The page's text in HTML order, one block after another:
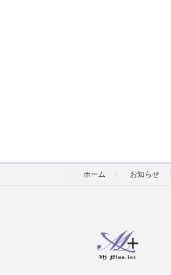
ホーム お知らせ